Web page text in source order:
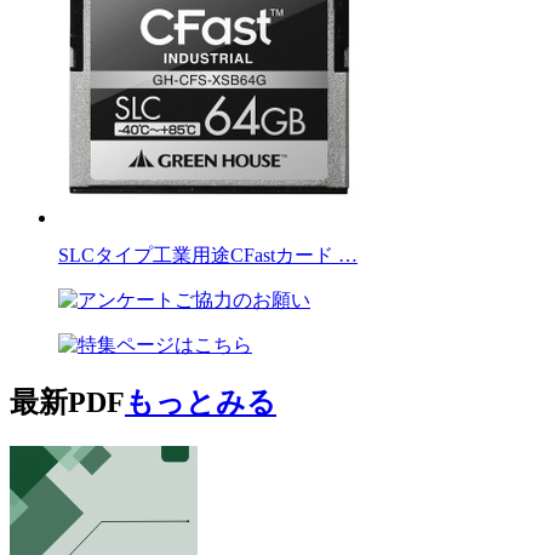
SLCタイプ工業用途CFastカード …
最新PDFもっとみる